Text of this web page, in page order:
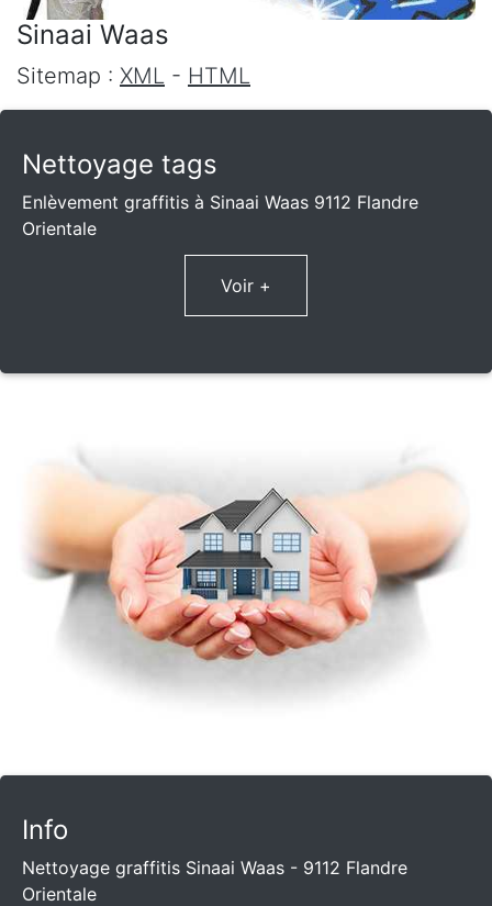
Sinaai Waas
Sitemap : XML - HTML
Nettoyage tags
Enlèvement graffitis à Sinaai Waas 9112 Flandre
Orientale
Voir +
Info
Nettoyage graffitis Sinaai Waas - 9112 Flandre
Orientale